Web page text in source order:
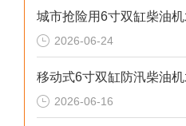
2026-06-24
2026-06-16